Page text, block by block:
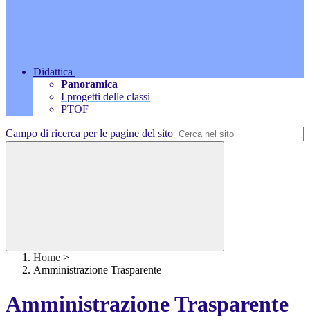
Didattica
Panoramica
I progetti delle classi
PTOF
Campo di ricerca per le pagine del sito
Home >
Amministrazione Trasparente
Amministrazione Trasparente